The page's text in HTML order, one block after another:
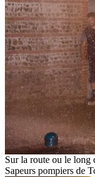
Sur la route ou le long
Sapeurs pompiers de